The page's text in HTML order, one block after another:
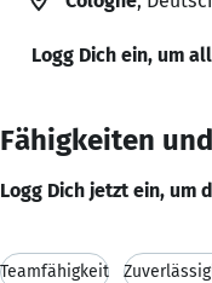
Logg Dich ein, um
Fähigkeiten
Logg Dich jetzt ein, um
Teamfähigkeit